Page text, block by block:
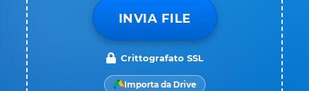
INVIA FILE
Crittografato SSL
Importa da Drive